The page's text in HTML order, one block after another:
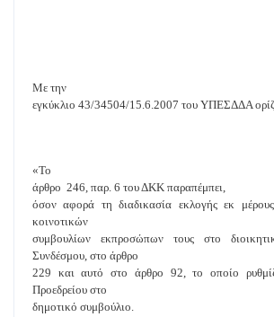
Με την
εγκύκλιο 43/34504/15.6.2007 του ΥΠΕΣΔΔΑ
«Το
άρθρο 246, παρ. 6 του ΔΚΚ παραπέμπει,
όσον αφορά τη διαδικασία εκλογής εκ
κοινοτικών
συμβουλίων εκπροσώπων τους στο
Συνδέσμου, στο άρθρο
229 και αυτό στο άρθρο 92, το οποίο
Προεδρείου στο
δημοτικό συμβούλιο.